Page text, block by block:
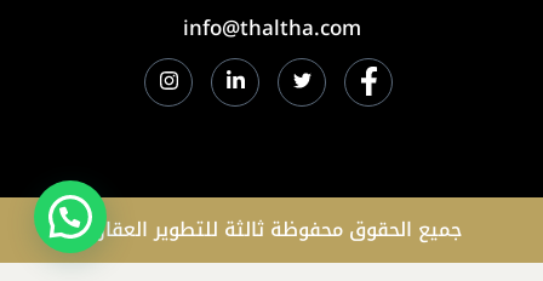
info@thaltha.com
جميع الحقوق محفوظة ثالثة للتطوير العقاري